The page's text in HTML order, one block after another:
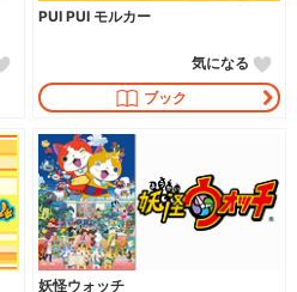
PUI PUI モルカー
ブック
気になる
妖怪ウォッチ